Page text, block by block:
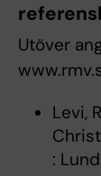
Utöver
Levi,
: